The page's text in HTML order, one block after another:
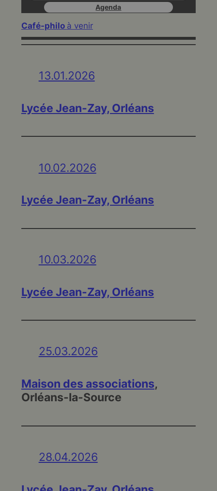
Agenda
Café-philo à venir
13.01.2026
Lycée Jean-Zay, Orléans
10.02.2026
Lycée Jean-Zay, Orléans
10.03.2026
Lycée Jean-Zay, Orléans
25.03.2026
Maison des associations,
Orléans-la-Source
28.04.2026